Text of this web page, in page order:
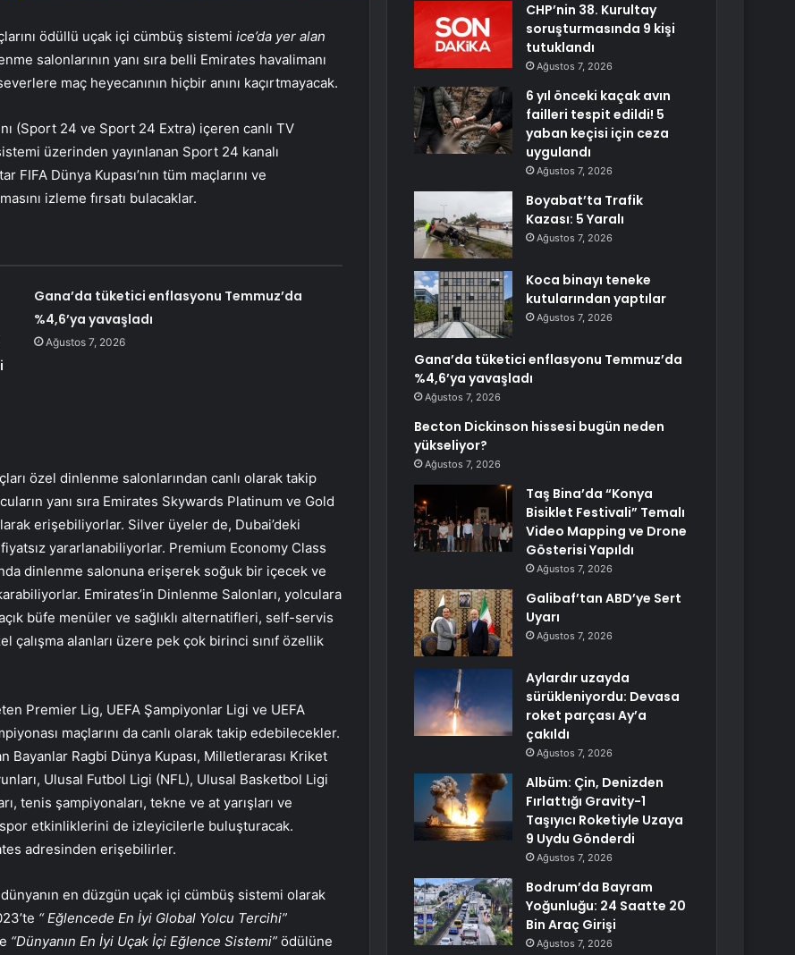
ödüllü uçak içi cümbüş sistemi ice’da yer alan
salonlarının yanı sıra belli Emirates havalimanı
maç heyecanının hiçbir anını kaçırtmayacak.
(Sport 24 ve Sport 24 Extra) içeren canlı TV
üzerinden yayınlanan Sport 24 kanalı
Dünya Kupası’nın tüm maçlarını ve
izleme fırsatı bulacaklar.
Gana’da tüketici enflasyonu Temmuz’da
%4,6’ya yavaşladı
Ağustos 7, 2026
özel dinlenme salonlarından canlı olarak takip
yanı sıra Emirates Skywards Platinum ve Gold
erişebiliyorlar. Silver üyeler de, Dubai’deki
yararlanabiliyorlar. Premium Economy Class
dinlenme salonuna erişerek soğuk bir içecek ve
Emirates’in Dinlenme Salonları, yolculara
büfe menüler ve sağlıklı alternatifleri, self-servis
çalışma alanları üzere pek çok birinci sınıf özellik
Premier Lig, UEFA Şampiyonlar Ligi ve UEFA
maçlarını da canlı olarak takip edebilecekler.
Bayanlar Ragbi Dünya Kupası, Milletlerarası Kriket
Ulusal Futbol Ligi (NFL), Ulusal Basketbol Ligi
tenis şampiyonaları, tekne ve at yarışları ve
etkinliklerini de izleyicilerle buluşturacak.
adresinden erişebilirler.
en düzgün uçak içi cümbüş sistemi olarak
“ Eğlencede En İyi Global Yolcu Tercihi”
“Dünyanın En İyi Uçak İçi Eğlence Sistemi” ödülüne
CHP’nin 38. Kurultay
soruşturmasında 9 kişi
tutuklandı
Ağustos 7, 2026
6 yıl önceki kaçak avın
failleri tespit edildi! 5
yaban keçisi için ceza
uygulandı
Ağustos 7, 2026
Boyabat’ta Trafik
Kazası: 5 Yaralı
Ağustos 7, 2026
Koca binayı teneke
kutularından yaptılar
Ağustos 7, 2026
Gana’da tüketici enflasyonu Temmuz’da
%4,6’ya yavaşladı
Ağustos 7, 2026
Becton Dickinson hissesi bugün neden
yükseliyor?
Ağustos 7, 2026
Taş Bina’da “Konya
Bisiklet Festivali” Temalı
Video Mapping ve Drone
Gösterisi Yapıldı
Ağustos 7, 2026
Galibaf’tan ABD’ye Sert
Uyarı
Ağustos 7, 2026
Aylardır uzayda
sürükleniyordu: Devasa
roket parçası Ay’a
çakıldı
Ağustos 7, 2026
Albüm: Çin, Denizden
Fırlattığı Gravity-1
Taşıyıcı Roketiyle Uzaya
9 Uydu Gönderdi
Ağustos 7, 2026
Bodrum’da Bayram
Yoğunluğu: 24 Saatte 20
Bin Araç Girişi
Ağustos 7, 2026